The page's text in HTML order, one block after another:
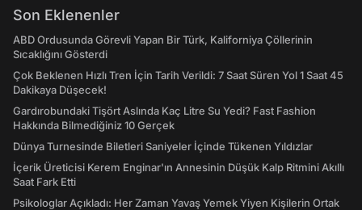
Son Eklenenler
ABD Ordusunda Görevli Yapan Bir Türk, Kaliforniya Çöllerinin
Sıcaklığını Gösterdi
Çok Beklenen Hızlı Tren İçin Tarih Verildi: 7 Saat Süren Yol 1 Saat 45
Dakikaya Düşecek!
Gardırobundaki Tişört Aslında Kaç Litre Su Yedi? Fast Fashion
Hakkında Bilmediğiniz 10 Gerçek
Dünya Turnesinde Biletleri Saniyeler İçinde Tükenen Yıldızlar
İçerik Üreticisi Kerem Enginar'ın Annesinin Düşük Kalp Ritmini Akıllı
Saat Fark Etti
Psikologlar Açıkladı: Her Zaman Yavaş Yemek Yiyen Kişilerin Ortak